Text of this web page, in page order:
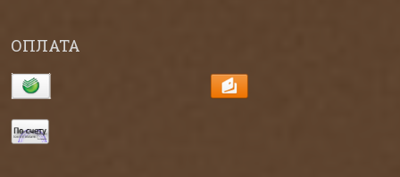
ОПЛАТА